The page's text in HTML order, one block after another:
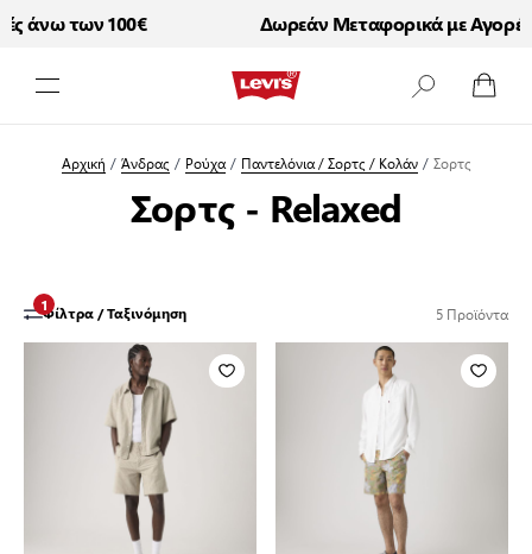
άνω των 100€ Δωρεάν Μεταφορικά με Αγορές
Αρχική / Άνδρας / Ρούχα / Παντελόνια / Σορτς / Κολάν / Σορτς
Σορτς - Relaxed
Φίλτρα / Ταξινόμηση
1 5Προϊόντα